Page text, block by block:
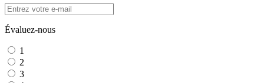
Évaluez-nous
1
2
3